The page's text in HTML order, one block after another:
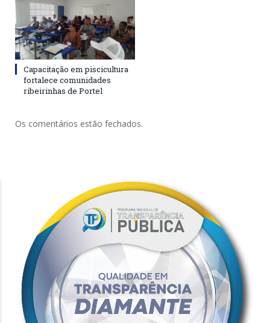
Capacitação em piscicultura
fortalece comunidades
ribeirinhas de Portel
Os comentários estão fechados.